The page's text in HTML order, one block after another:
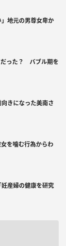
」地元の男尊女卑か
だった？ バブル期を
きになった美南さ
を噛む行為からわ
妊産婦の健康を研究